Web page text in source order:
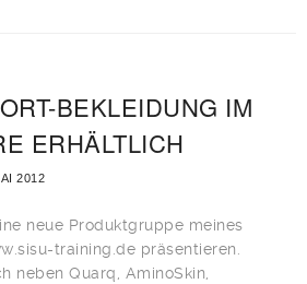
BEKLEIDUNG IM
ERHÄLTLICH
2012
neue Produktgruppe meines
training.de präsentieren.
neben Quarq, AminoSkin,